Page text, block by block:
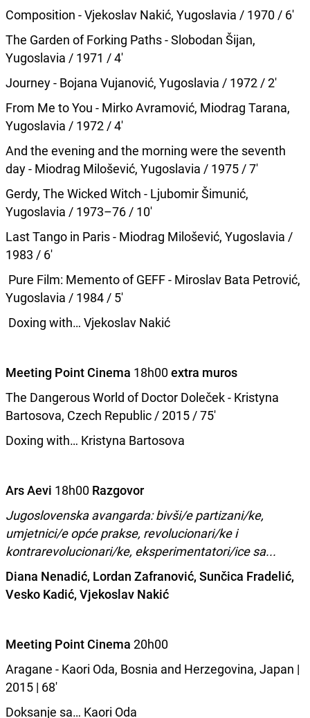
Composition - Vjekoslav Nakić, Yugoslavia / 1970 / 6'
The Garden of Forking Paths - Slobodan Šijan,
Yugoslavia / 1971 / 4'
Journey - Bojana Vujanović, Yugoslavia / 1972 / 2'
From Me to You - Mirko Avramović, Miodrag Tarana,
Yugoslavia / 1972 / 4'
And the evening and the morning were the seventh
day - Miodrag Milošević, Yugoslavia / 1975 / 7'
Gerdy, The Wicked Witch - Ljubomir Šimunić,
Yugoslavia / 1973–76 / 10'
Last Tango in Paris - Miodrag Milošević, Yugoslavia /
1983 / 6'
Pure Film: Memento of GEFF - Miroslav Bata Petrović,
Yugoslavia / 1984 / 5'
Doxing with… Vjekoslav Nakić
Meeting Point Cinema 18h00extra muros
The Dangerous World of Doctor Doleček - Kristyna
Bartosova, Czech Republic / 2015 / 75'
Doxing with… Kristyna Bartosova
Ars Aevi 18h00 Razgovor
Jugoslovenska avangarda: bivši/e partizani/ke,
umjetnici/e opće prakse, revolucionari/ke i
kontrarevolucionari/ke, eksperimentatori/ice sa...
Diana Nenadić, Lordan Zafranović, Sunčica Fradelić,
Vesko Kadić, Vjekoslav Nakić
Meeting Point Cinema 20h00
Aragane - Kaori Oda, Bosnia and Herzegovina, Japan |
2015 | 68'
Doksanje sa… Kaori Oda